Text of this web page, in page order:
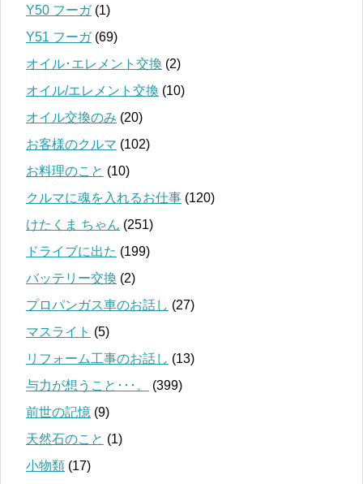
Y50 フーガ(1)
Y51 フーガ(69)
オイル･エレメント交換 (2)
オイル/エレメント交換 (10)
オイル交換のみ (20)
お客様のクルマ (102)
お料理のこと (10)
クルマに魂を入れるお仕事 (120)
けたくま ちゃん (251)
ドライブに出た (199)
バッテリー交換 (2)
プロパンガス車のお話し (27)
マスライト (5)
リフォーム工事のお話し (13)
与力が想うこと･･･。
(399)
前世の記憶 (9)
天然石のこと (1)
小物類 (17)